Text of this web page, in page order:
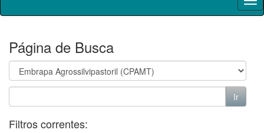
Página de Busca
Filtros correntes: